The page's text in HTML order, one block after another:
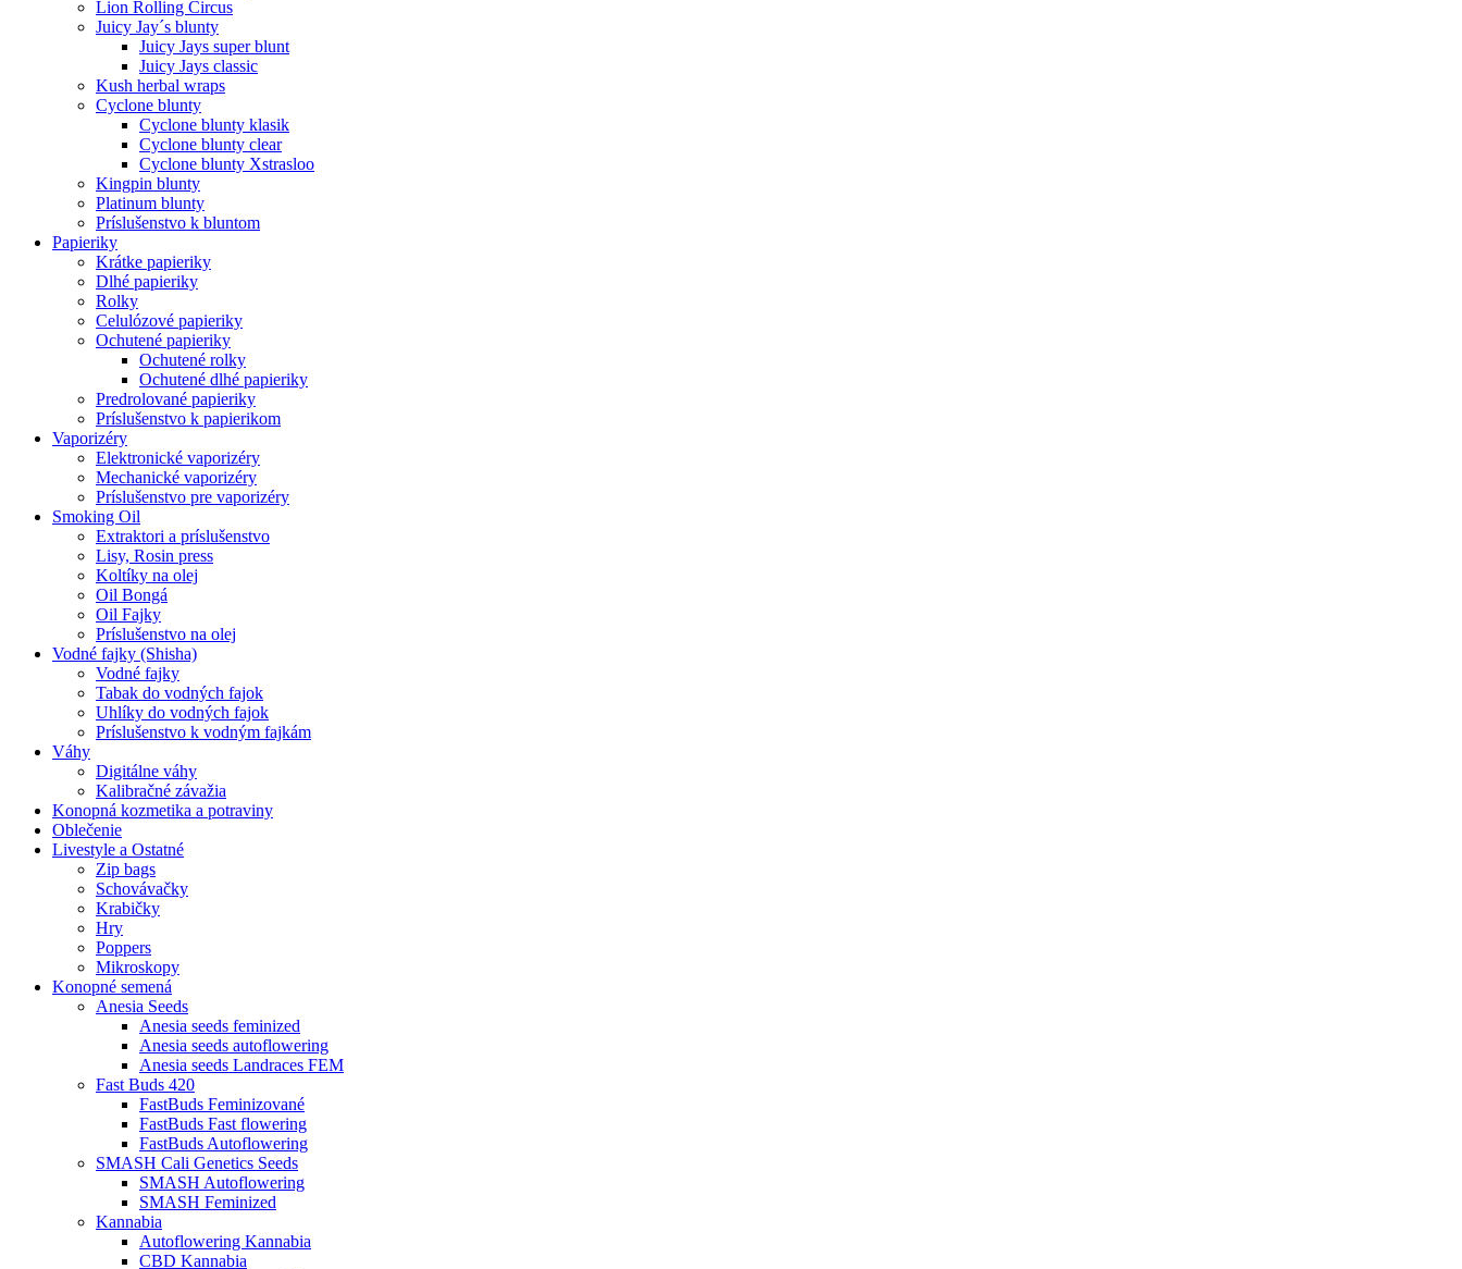
Lion Rolling Circus
Juicy Jay´s blunty
Juicy Jays super blunt
Juicy Jays classic
Kush herbal wraps
Cyclone blunty
Cyclone blunty klasik
Cyclone blunty clear
Cyclone blunty Xstrasloo
Kingpin blunty
Platinum blunty
Príslušenstvo k bluntom
Papieriky
Krátke papieriky
Dlhé papieriky
Rolky
Celulózové papieriky
Ochutené papieriky
Ochutené rolky
Ochutené dlhé papieriky
Predrolované papieriky
Príslušenstvo k papierikom
Vaporizéry
Elektronické vaporizéry
Mechanické vaporizéry
Príslušenstvo pre vaporizéry
Smoking Oil
Extraktori a príslušenstvo
Lisy, Rosin press
Koltíky na olej
Oil Bongá
Oil Fajky
Príslušenstvo na olej
Vodné fajky (Shisha)
Vodné fajky
Tabak do vodných fajok
Uhlíky do vodných fajok
Príslušenstvo k vodným fajkám
Váhy
Digitálne váhy
Kalibračné závažia
Konopná kozmetika a potraviny
Oblečenie
Livestyle a Ostatné
Zip bags
Schovávačky
Krabičky
Hry
Poppers
Mikroskopy
Konopné semená
Anesia Seeds
Anesia seeds feminized
Anesia seeds autoflowering
Anesia seeds Landraces FEM
Fast Buds 420
FastBuds Feminizované
FastBuds Fast flowering
FastBuds Autoflowering
SMASH Cali Genetics Seeds
SMASH Autoflowering
SMASH Feminized
Kannabia
Autoflowering Kannabia
CBD Kannabia